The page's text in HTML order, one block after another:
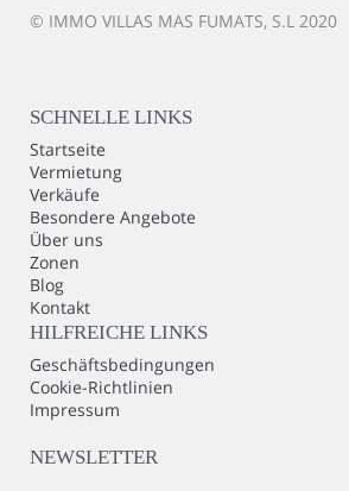
© IMMO VILLAS MAS FUMATS, S.L 2020
SCHNELLE LINKS
Startseite
Vermietung
Verkäufe
Besondere Angebote
Über uns
Zonen
Blog
Kontakt
HILFREICHE LINKS
Geschäftsbedingungen
Cookie-Richtlinien
Impressum
NEWSLETTER